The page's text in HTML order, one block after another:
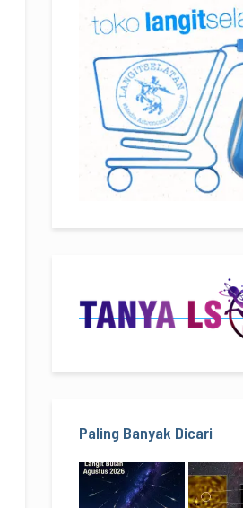
Paling Banyak Dicari